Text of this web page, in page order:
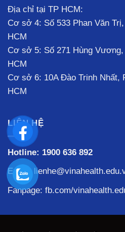
Địa chỉ tại TP HCM:
Cơ sở 4: Số 533 Phan Văn
HCM
Cơ sở 5: Số 271 Hùng
HCM
Cơ sở 6: 10A Đào Trinh Nhất,
HCM
LIÊN HỆ
Hotline: 1900 636 892
Email:
Fanpage: fb.com/